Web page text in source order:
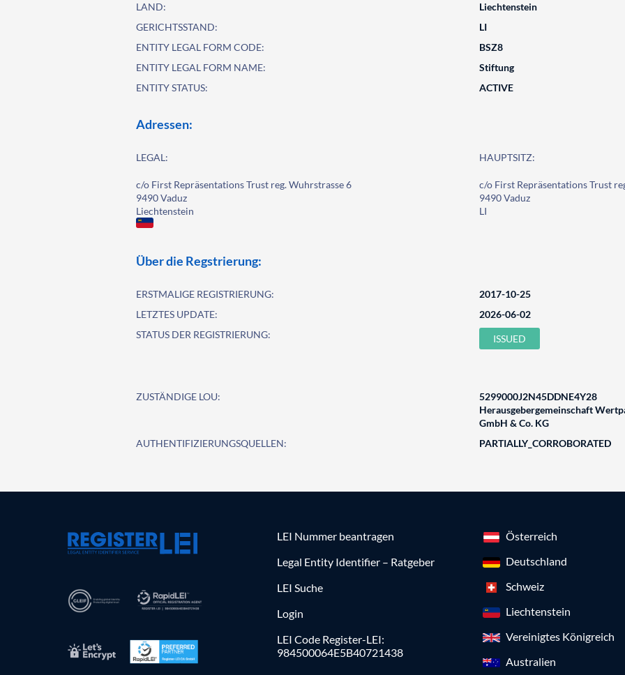
LAND:
Liechtenstein
GERICHTSSTAND:
LI
ENTITY LEGAL FORM CODE:
BSZ8
ENTITY LEGAL FORM NAME:
Stiftung
ENTITY STATUS:
ACTIVE
Adressen:
LEGAL:
c/o First Repräsentations Trust reg. Wuhrstrasse 6
9490 Vaduz
Liechtenstein
HAUPTSITZ:
c/o First Repräsentations Trust
9490 Vaduz
LI
Über die Regstrierung:
ERSTMALIGE REGISTRIERUNG:
2017-10-25
LETZTES UPDATE:
2026-06-02
STATUS DER REGISTRIERUNG:
ISSUED
ZUSTÄNDIGE LOU:
5299000J2N45DDNE4Y28
Herausgebergemeinschaft
GmbH & Co. KG
AUTHENTIFIZIERUNGSQUELLEN:
PARTIALLY_CORROBORATED
LEI Nummer beantragen
Legal Entity Identifier – Ratgeber
LEI Suche
Login
LEI Code Register-LEI:
984500064E5B40721438
Österreich
Deutschland
Schweiz
Liechtenstein
Vereinigtes Königreich
Australien